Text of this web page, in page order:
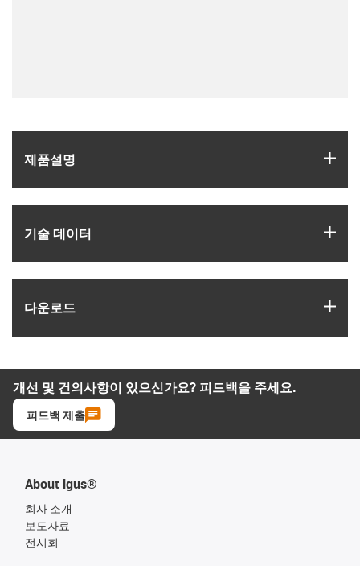
제품­설명
기술 데이터
다운로드
개선 및 건의사항이 있으신가요? 피드백을 주세요.
피드백 제출
About igus®
회사 소개
보도자료
전시회